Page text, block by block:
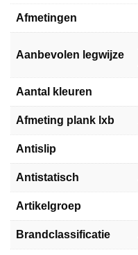
Afmetingen
Aanbevolen legwijze
Aantal kleuren
Afmeting plank lxb
Antislip
Antistatisch
Artikelgroep
Brandclassificatie